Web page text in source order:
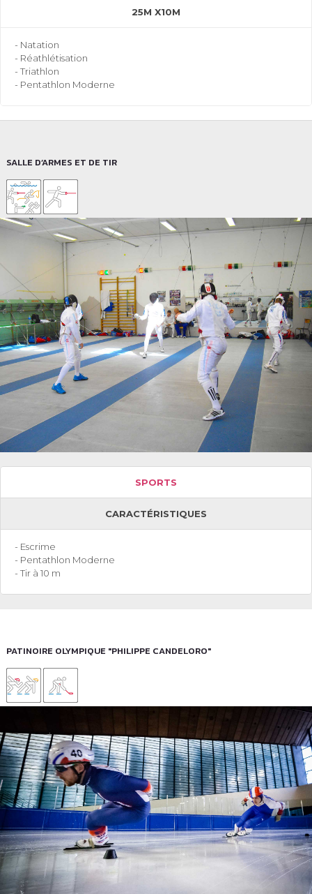
25M X10M
- Natation
- Réathlétisation
- Triathlon
- Pentathlon Moderne
SALLE D’ARMES ET DE TIR
SPORTS
CARACTÉRISTIQUES
- Escrime
- Pentathlon Moderne
- Tir à 10 m
PATINOIRE OLYMPIQUE "PHILIPPE CANDELORO"